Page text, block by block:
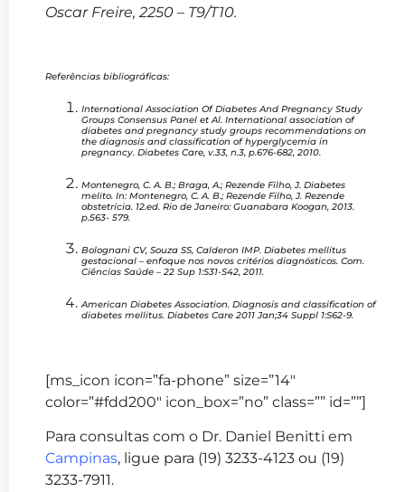
Oscar Freire, 2250 – T9/T10.
Referências bibliográficas:
International Association Of Diabetes And Pregnancy Study
Groups Consensus Panel et Al. International association of
diabetes and pregnancy study groups recommendations on
the diagnosis and classification of hyperglycemia in
pregnancy. Diabetes Care, v.33, n.3, p.676-682, 2010.
Montenegro, C. A. B.; Braga, A.; Rezende Filho, J. Diabetes
melito. In: Montenegro, C. A. B.; Rezende Filho, J. Rezende
obstetrícia. 12.ed. Rio de Janeiro: Guanabara Koogan, 2013.
p.563- 579.
Bolognani CV, Souza SS, Calderon IMP. Diabetes mellitus
gestacional – enfoque nos novos critérios diagnósticos. Com.
Ciências Saúde – 22 Sup 1:S31-S42, 2011.
American Diabetes Association. Diagnosis and classification of
diabetes mellitus. Diabetes Care 2011 Jan;34 Suppl 1:S62-9.
[ms_icon icon=”fa-phone” size=”14″
color=”#fdd200″ icon_box=”no” class=”” id=””]
Para consultas com o Dr. Daniel Benitti em
Campinas, ligue para (19) 3233-4123 ou (19)
3233-7911.